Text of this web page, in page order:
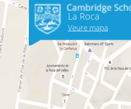
La Roca
Veure mapa